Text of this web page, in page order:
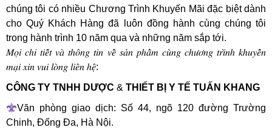
chúng tôi có nhiều Chương Trình Khuyến Mãi đặc biệt dành
cho Quý Khách Hàng đã luôn đồng hành cùng chúng tôi
trong hành trình 10 năm qua và những năm sắp tới.
𝑀𝑜̣𝑖 𝑐ℎ𝑖 𝑡𝑖𝑒̂́𝑡 𝑣𝑎̀ 𝑡ℎ𝑜̂𝑛𝑔 𝑡𝑖𝑛 𝑣𝑒̂̀ 𝑠𝑎̉𝑛 𝑝ℎ𝑎̂̉𝑚 𝑐𝑢̀𝑛𝑔 𝑐ℎ𝑢̛𝑜̛𝑛𝑔 𝑡𝑟𝑖̀𝑛ℎ 𝑘ℎ𝑢𝑦𝑒̂́𝑛
𝑚𝑎̣𝑖 𝑥𝑖𝑛 𝑣𝑢𝑖 𝑙𝑜̀𝑛𝑔 𝑙𝑖𝑒̂𝑛 ℎ𝑒̣̂:
CÔNG TY TNHH DƯỢC & THIẾT BỊ Y TẾ TUẤN KHANG
Văn phòng giao dịch: Số 44, ngõ 120 đường Trường
Chinh, Đống Đa, Hà Nội.